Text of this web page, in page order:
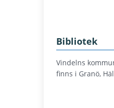
Bibliotek
Vindelns
finns i Granö,